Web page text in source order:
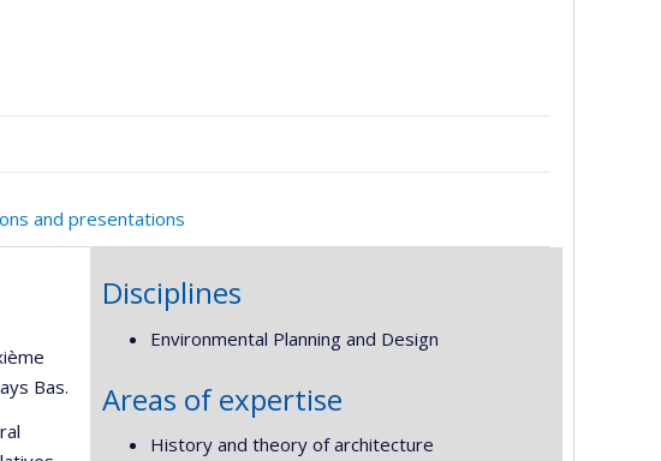
and presentations
Bas.
Disciplines
Environmental Planning and Design
Areas of expertise
History and theory of architecture